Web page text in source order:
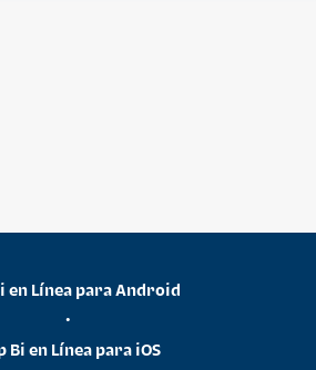
en Línea para Android
•
Bi en Línea para iOS